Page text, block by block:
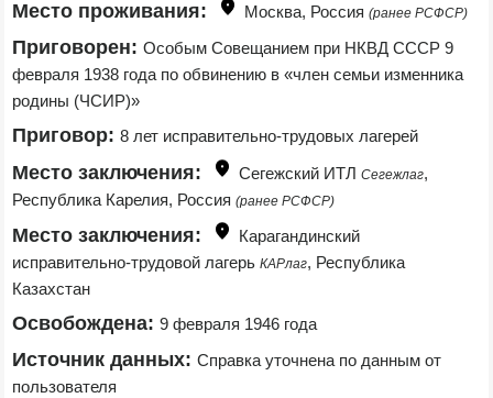
Место проживания: Москва, Россия (ранее РСФСР)
Приговорен: Особым Совещанием при НКВД СССР 9
февраля 1938 года по обвинению в «член семьи изменника
родины (ЧСИР)»
Приговор: 8 лет исправительно-трудовых лагерей
Место заключения: Сегежский ИТЛ Сегежлаг,
Республика Карелия, Россия (ранее РСФСР)
Место заключения:
Карагандинский
исправительно-трудовой лагерь КАРлаг, Республика
Казахстан
Освобождена: 9 февраля 1946 года
Источник данных: Справка уточнена по данным от
пользователя